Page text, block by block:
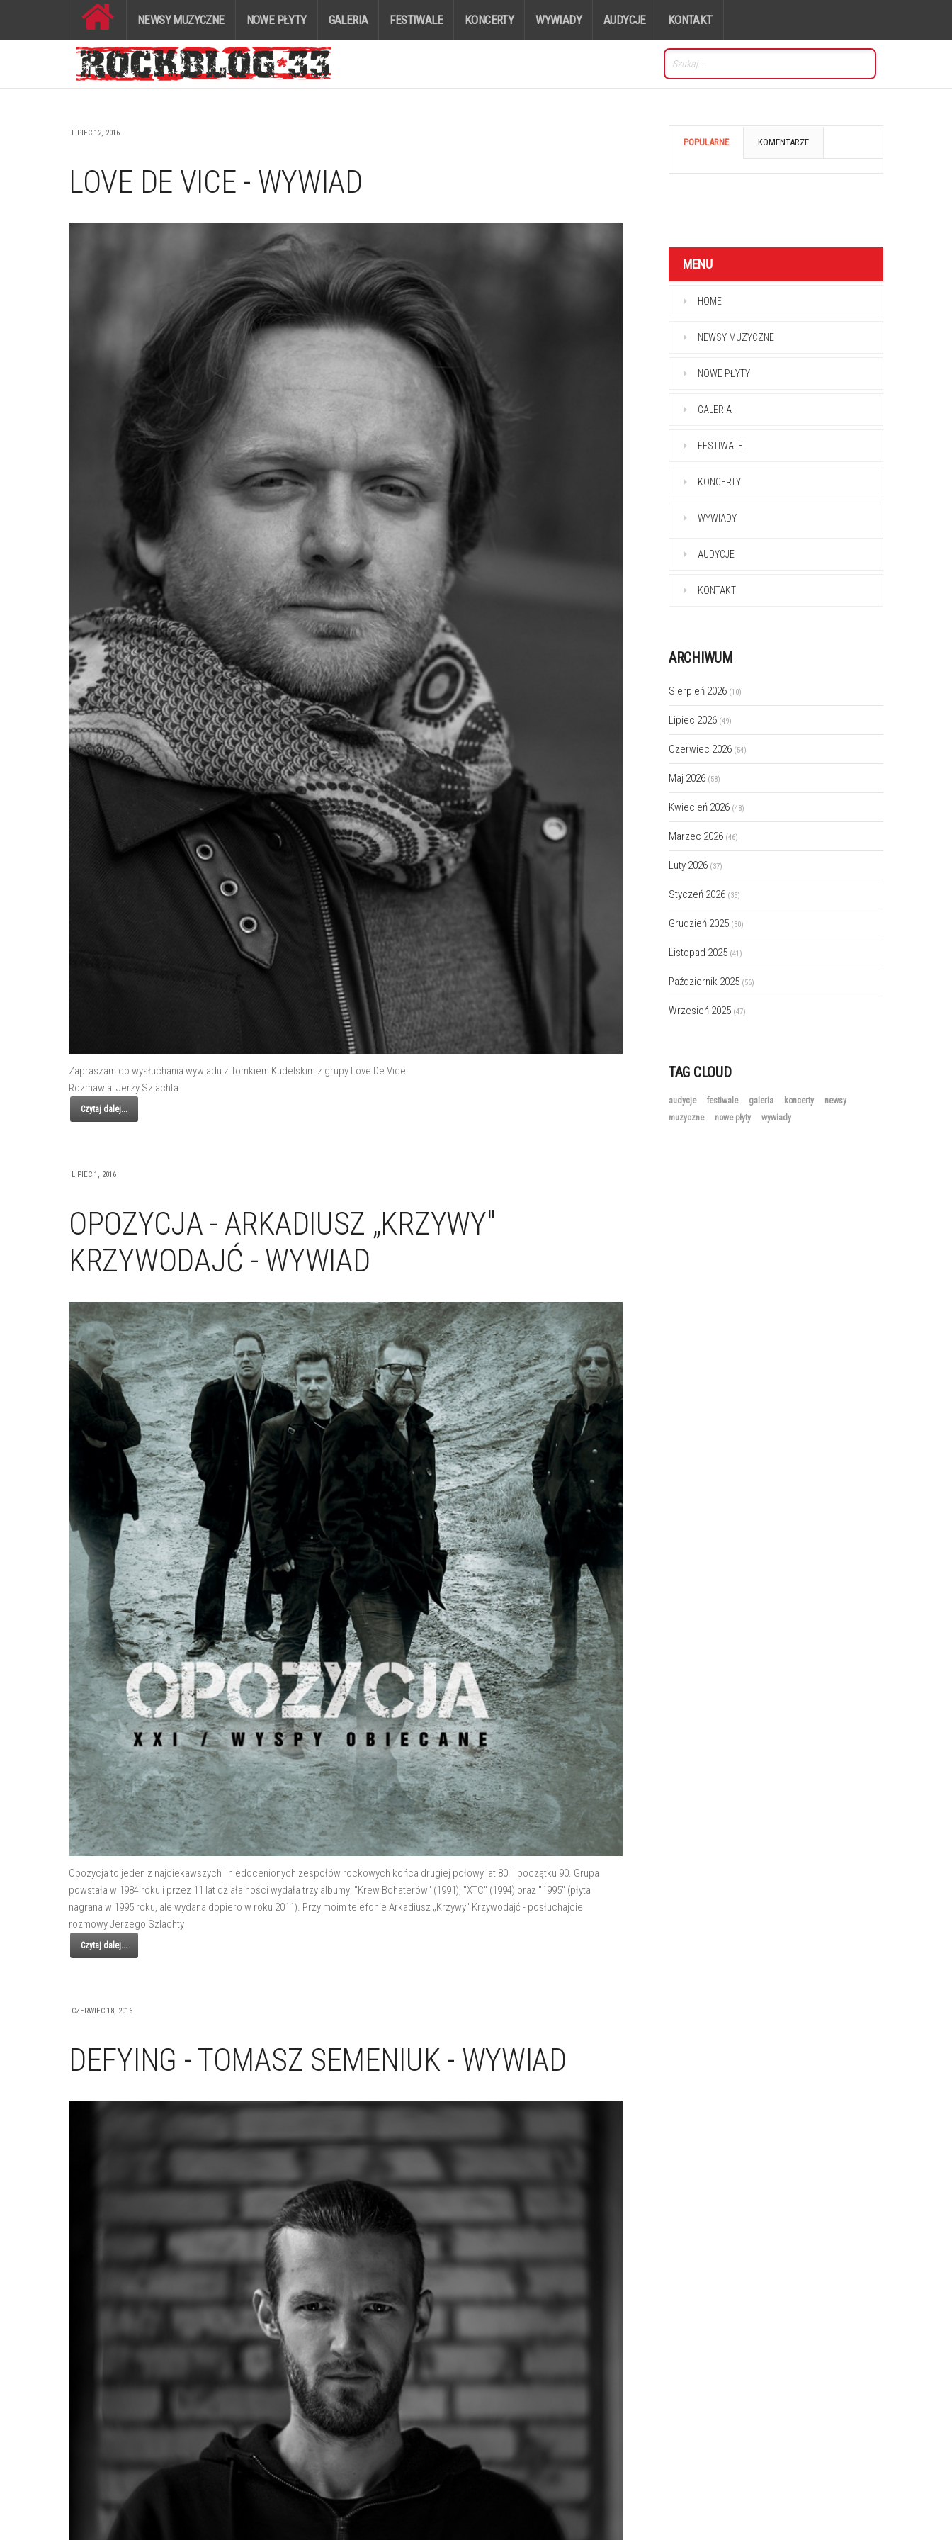
NEWSY MUZYCZNE NOWE PŁYTY GALERIA FESTIWALE KONCERTY WYWIADY AUDYCJE KONTAKT
LIPIEC 12, 2016
LOVE DE VICE - WYWIAD
Zapraszam do wysłuchania wywiadu z Tomkiem Kudelskim z grupy Love De Vice.
Rozmawia: Jerzy Szlachta
Czytaj dalej...
LIPIEC 1, 2016
OPOZYCJA - ARKADIUSZ „KRZYWY"
KRZYWODAJĆ - WYWIAD
Opozycja to jeden z najciekawszych i niedocenionych zespołów rockowych końca drugiej połowy lat 80. i początku 90. Grupa
powstała w 1984 roku i przez 11 lat działalności wydała trzy albumy: "Krew Bohaterów" (1991), "XTC" (1994) oraz "1995" (płyta
nagrana w 1995 roku, ale wydana dopiero w roku 2011). Przy moim telefonie Arkadiusz „Krzywy" Krzywodajć - posłuchajcie
rozmowy Jerzego Szlachty
Czytaj dalej...
CZERWIEC 18, 2016
DEFYING - TOMASZ SEMENIUK - WYWIAD
POPULARNE KOMENTARZE
MENU
HOME
NEWSY MUZYCZNE
NOWE PŁYTY
GALERIA
FESTIWALE
KONCERTY
WYWIADY
AUDYCJE
KONTAKT
ARCHIWUM
Sierpień 2026 (10)
Lipiec 2026 (49)
Czerwiec 2026 (54)
Maj 2026 (58)
Kwiecień 2026 (48)
Marzec 2026 (46)
Luty 2026 (37)
Styczeń 2026 (35)
Grudzień 2025 (30)
Listopad 2025 (41)
Październik 2025 (56)
Wrzesień 2025 (47)
TAG CLOUD
audycje festiwale galeria koncerty
newsy
muzyczne
nowe płyty wywiady